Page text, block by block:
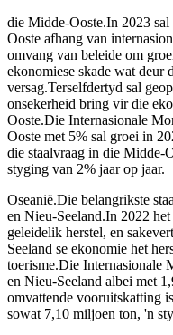
die Midde-Ooste.In 2023
Ooste afhang van
omvang van beleide om
ekonomiese skade wat deur
versag.Terselfdertyd sal
onsekerheid bring vir die
Ooste.Die Internasionale
Ooste met 5% sal groei in
die staalvraag in die Midde-
styging van 2% jaar op jaar.
Oseanië.Die belangrikste
en Nieu-Seeland.In 2022
geleidelik herstel, en
Seeland se ekonomie het
toerisme.Die Internasionale
en Nieu-Seeland albei met
omvattende vooruitskatting
sowat 7,10 miljoen ton, 'n